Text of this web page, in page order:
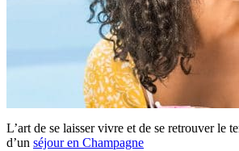
L’art de se laisser vivre et de se retrouver le
d’un séjour en Champagne